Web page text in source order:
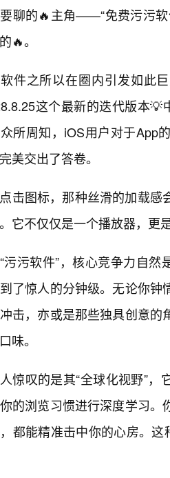
聊的🔥主角——“免费污污
🔥。
件之所以在圈内引发如此
这个最新的迭代版本
所周知，iOS用户对于App
美交出了答卷。
击图标，那种丝滑的加载
它不仅仅是一个播放器，更
污污软件”，核心竞争力自
了惊人的分钟级。无论你
击，亦或是那些独具创意
味。
惊叹的是其“全球化视野”
的浏览习惯进行深度学习
都能精准击中你的心房。